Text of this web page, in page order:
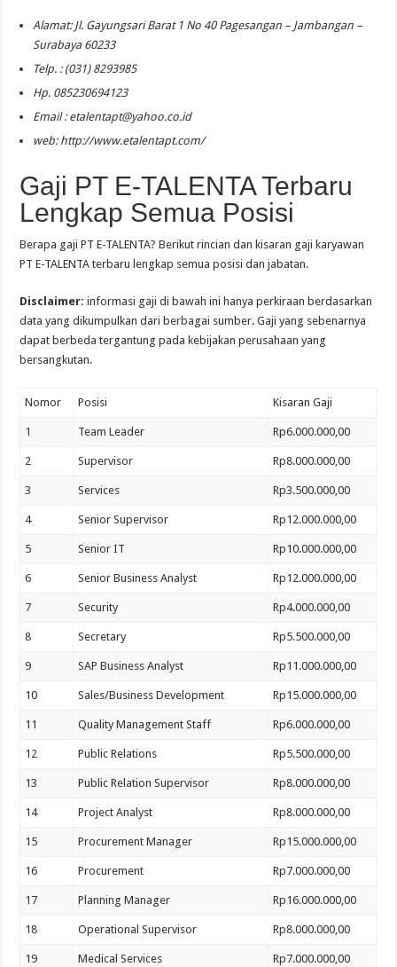
Alamat: Jl. Gayungsari Barat 1 No 40 Pagesangan – Jambangan –
Surabaya 60233
Telp. : (031) 8293985
Hp. 085230694123
Email : etalentapt@yahoo.co.id
web: http://www.etalentapt.com/
Gaji PT E-TALENTA Terbaru
Lengkap Semua Posisi
Berapa gaji PT E-TALENTA? Berikut rincian dan kisaran gaji karyawan
PT E-TALENTA terbaru lengkap semua posisi dan jabatan.
Disclaimer: informasi gaji di bawah ini hanya perkiraan berdasarkan
data yang dikumpulkan dari berbagai sumber. Gaji yang sebenarnya
dapat berbeda tergantung pada kebijakan perusahaan yang
bersangkutan.
Nomor Posisi Kisaran Gaji
1 Team Leader Rp6.000.000,00
2 Supervisor Rp8.000.000,00
3 Services Rp3.500.000,00
4 Senior Supervisor Rp12.000.000,00
5 Senior IT Rp10.000.000,00
6 Senior Business Analyst Rp12.000.000,00
7 Security Rp4.000.000,00
8 Secretary Rp5.500.000,00
9 SAP Business Analyst Rp11.000.000,00
10 Sales/Business Development Rp15.000.000,00
11 Quality Management Staff Rp6.000.000,00
12 Public Relations Rp5.500.000,00
13 Public Relation Supervisor Rp8.000.000,00
14 Project Analyst Rp8.000.000,00
15 Procurement Manager Rp15.000.000,00
16 Procurement Rp7.000.000,00
17 Planning Manager Rp16.000.000,00
18 Operational Supervisor Rp8.000.000,00
19 Medical Services Rp7.000.000,00